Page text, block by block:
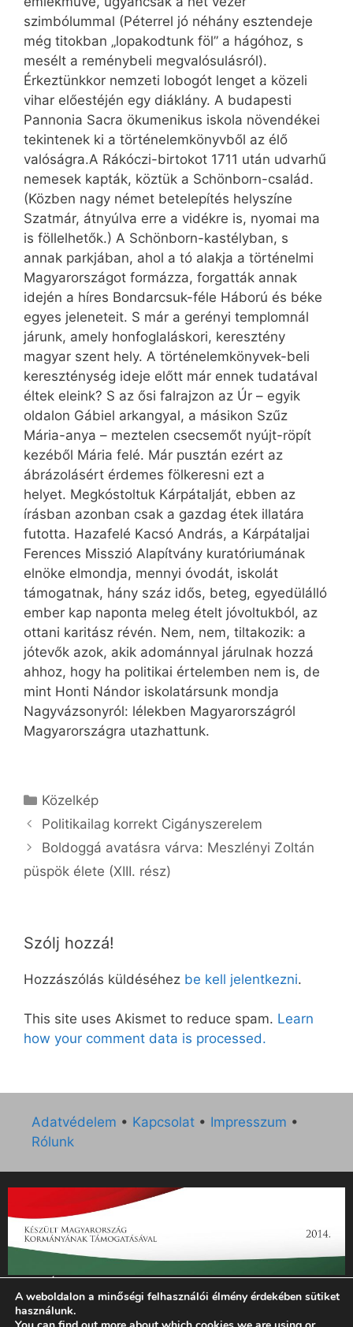
szimbólummal (Péterrel jó néhány esztendeje
még titokban „lopakodtunk föl” a hágóhoz, s
mesélt a reménybeli megvalósulásról).
Érkeztünkkor nemzeti lobogót lenget a közeli
vihar előestéjén egy diáklány. A budapesti
Pannonia Sacra ökumenikus iskola növendékei
tekintenek ki a történelemkönyvből az élő
valóságra.A Rákóczi-birtokot 1711 után udvarhű
nemesek kapták, köztük a Schönborn-család.
(Közben nagy német betelepítés helyszíne
Szatmár, átnyúlva erre a vidékre is, nyomai ma
is föllelhetők.) A Schönborn-kastélyban, s
annak parkjában, ahol a tó alakja a történelmi
Magyarországot formázza, forgatták annak
idején a híres Bondarcsuk-féle Háború és béke
egyes jeleneteit. S már a gerényi templomnál
járunk, amely honfoglaláskori, keresztény
magyar szent hely. A történelemkönyvek-beli
kereszténység ideje előtt már ennek tudatával
éltek eleink? S az ősi falrajzon az Úr – egyik
oldalon Gábiel arkangyal, a másikon Szűz
Mária-anya – meztelen csecsemőt nyújt-röpít
kezéből Mária felé. Már pusztán ezért az
ábrázolásért érdemes fölkeresni ezt a
helyet. Megkóstoltuk Kárpátalját, ebben az
írásban azonban csak a gazdag étek illatára
futotta. Hazafelé Kacsó András, a Kárpátaljai
Ferences Misszió Alapítvány kuratóriumának
elnöke elmondja, mennyi óvodát, iskolát
támogatnak, hány száz idős, beteg, egyedülálló
ember kap naponta meleg ételt jóvoltukból, az
ottani karitász révén. Nem, nem, tiltakozik: a
jótevők azok, akik adománnyal járulnak hozzá
ahhoz, hogy ha politikai értelemben nem is, de
mint Honti Nándor iskolatársunk mondja
Nagyvázsonyról: lélekben Magyarországról
Magyarországra utazhattunk.
Kategória
Közelkép
Politikailag korrekt Cigányszerelem
Boldoggá avatásra várva: Meszlényi Zoltán
püspök élete (XIII. rész)
Szólj hozzá!
Hozzászólás küldéséhez be kell jelentkezni.
This site uses Akismet to reduce spam. Learn
how your comment data is processed.
Adatvédelem • Kapcsolat • Impresszum •
Rólunk
„Az Új Ember katolikus hetilap 2014. évi működésének
támogatását az EGYH-KCP-14-P-0121 sz. támogatási
szerződés keretében 3 000 000 Ft összegben támogatta az
A weboldalon a minőségi felhasználói élmény érdekében sütiket
használunk.